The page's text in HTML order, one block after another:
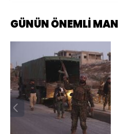
GÜNÜN ÖNEMLİ